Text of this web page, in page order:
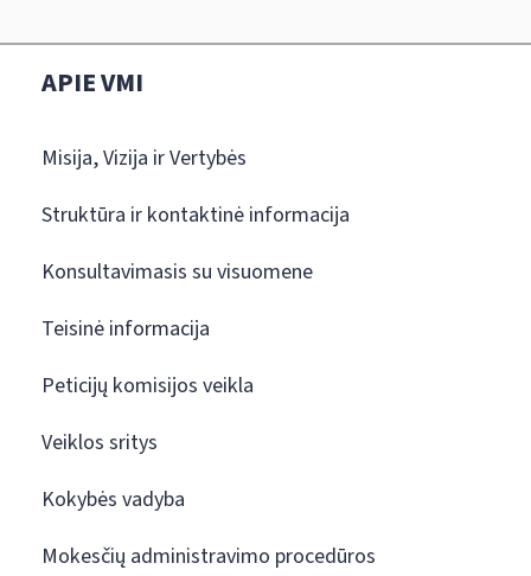
APIE VMI
Misija, Vizija ir Vertybės
Struktūra ir kontaktinė informacija
Konsultavimasis su visuomene
Teisinė informacija
Peticijų komisijos veikla
Veiklos sritys
Kokybės vadyba
Mokesčių administravimo procedūros